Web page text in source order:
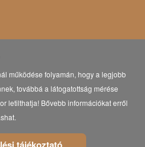
működése folyamán, hogy a legjobb
továbbá a látogatottság mérése
letilthatja! Bővebb információkat erről